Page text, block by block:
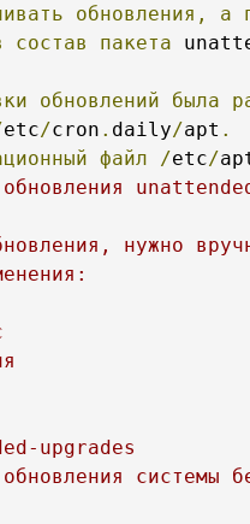
обновления, а
состав пакета
обновлений была
etc/cron . daily/apt .
файл /etc/
нужно
upgrades
системы